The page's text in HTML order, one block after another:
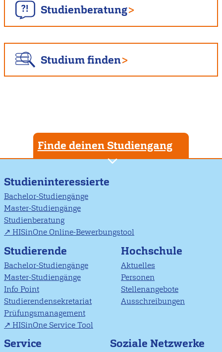
Studienberatung
Studium finden
Finde deinen Studiengang
Studieninteressierte
Bachelor-Studiengänge
Master-Studiengänge
Studienberatung
HISinOne Online-Bewerbungstool
Studierende
Bachelor-Studiengänge
Master-Studiengänge
Info Point
Studierendensekretariat
Prüfungsmanagement
HISinOne Service Tool
Hochschule
Aktuelles
Personen
Stellenangebote
Ausschreibungen
Service Soziale Netzwerke